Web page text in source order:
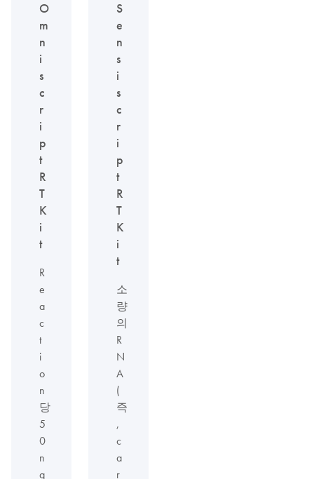
O
m
n
i
s
c
r
i
p
t
R
T
K
i
t
R
e
a
c
t
i
o
n
당
5
0
n
g
S
e
n
s
i
s
c
r
i
p
t
R
T
K
i
t
소
량
의
R
N
A
(
즉
,
c
a
r